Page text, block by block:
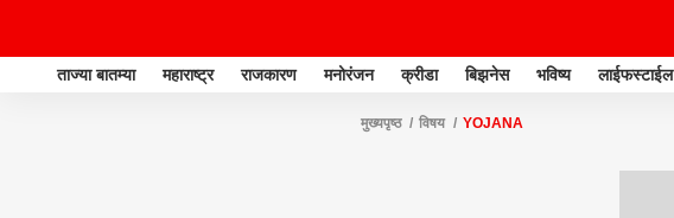
ताज्या बातम्या महाराष्ट्र राजकारण मनोरंजन क्रीडा बिझनेस भविष्य लाईफस्टाईल
मुख्यपृष्ठ विषय YOJANA